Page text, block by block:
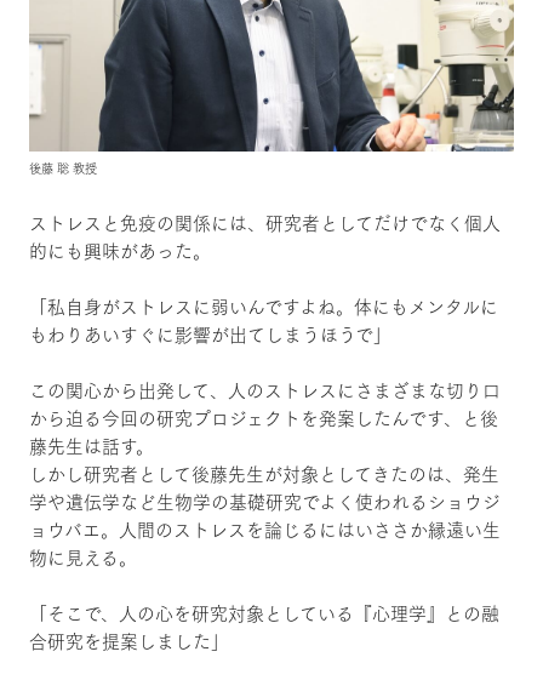
後藤 聡 教授
ストレスと免疫の関係には、研究者としてだけでなく個人
的にも興味があった。
「私自身がストレスに弱いんですよね。体にもメンタルに
もわりあいすぐに影響が出てしまうほうで」
この関心から出発して、人のストレスにさまざまな切り口
から迫る今回の研究プロジェクトを発案したんです、と後
藤先生は話す。
しかし研究者として後藤先生が対象としてきたのは、発生
学や遺伝学など生物学の基礎研究でよく使われるショウジ
ョウバエ。人間のストレスを論じるにはいささか縁遠い生
物に見える。
「そこで、人の心を研究対象としている『心理学』との融
合研究を提案しました」